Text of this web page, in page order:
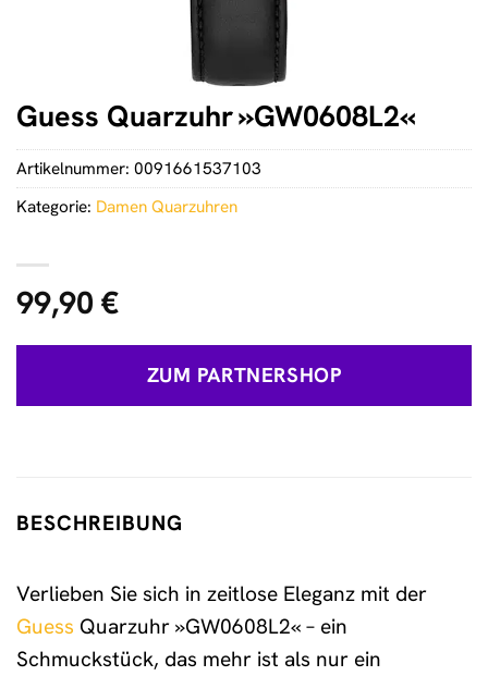
Guess Quarzuhr »GW0608L2«
99,90 €
ZUM PARTNERSHOP
Artikelnummer: 0091661537103
Kategorie: Damen Quarzuhren
BESCHREIBUNG
Verlieben Sie sich in zeitlose Eleganz mit der
Guess Quarzuhr »GW0608L2« – ein
Schmuckstück, das mehr ist als nur ein